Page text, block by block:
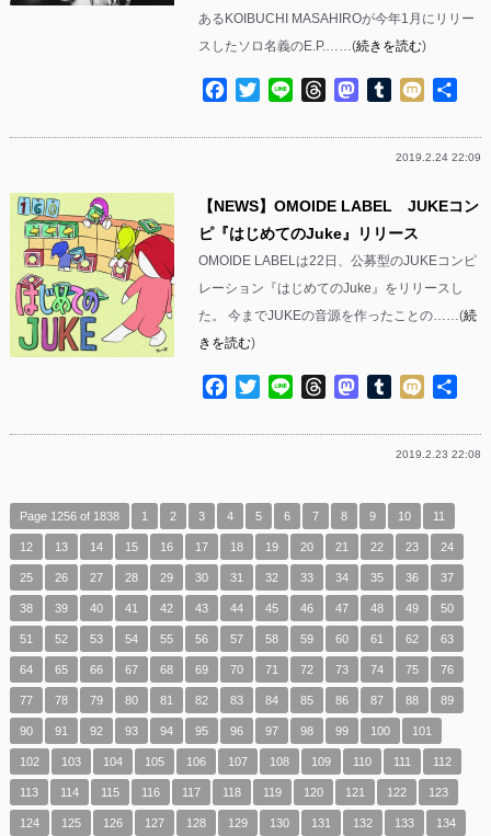
あるKOIBUCHI MASAHIROが今年1月にリリー
スしたソロ名義のE.P.……(続きを読む)
Facebook
TwitterLine ThreadsMastodon
Tumblr
Mixi
2019.2.24 22:09
【NEWS】OMOIDE LABEL JUKEコン
ピ『はじめてのJuke』リリース
OMOIDE LABELは22日、公募型のJUKEコンピ
レーション『はじめてのJuke』をリリースし
た。 今までJUKEの音源を作ったことの……(続
きを読む)
Facebook
TwitterLine ThreadsMastodon
Tumblr
Mixi
2019.2.23 22:08
Page 1256 of 1838 1 2 3 4 5 6 7 8 9 10 11
12 13 14 15 16 17 18 19 20 21 22 23 24
25 26 27 28 29 30 31 32 33 34 35 36 37
38 39 40 41 42 43 44 45 46 47 48 49 50
51 52 53 54 55 56 57 58 59 60 61 62 63
64 65 66 67 68 69 70 71 72 73 74 75 76
77 78 79 80 81 82 83 84 85 86 87 88 89
90 91 92 93 94 95 96 97 98 99 100 101
102 103 104 105 106 107 108 109 110 111 112
113 114 115 116 117 118 119 120 121 122 123
124 125 126 127 128 129 130 131 132 133 134